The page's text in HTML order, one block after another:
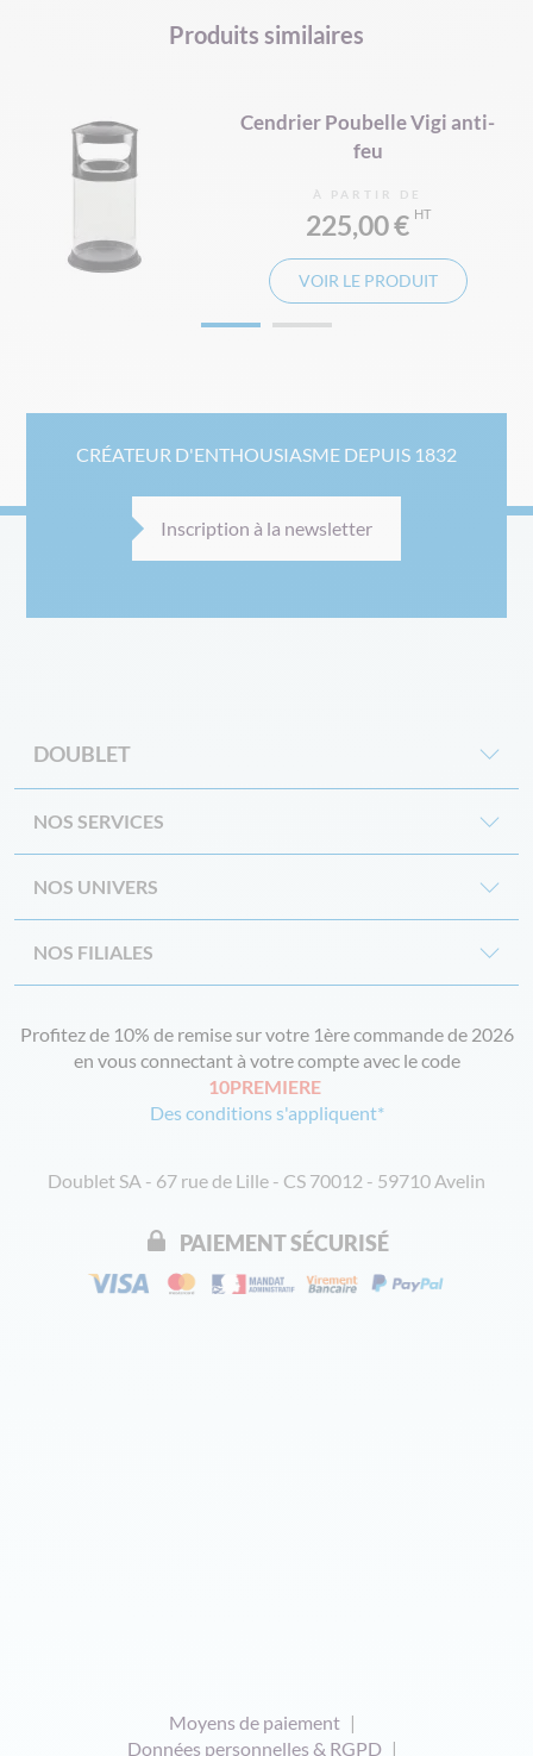
Produits similaires
Cendrier Poubelle Vigi anti-
feu
À PARTIR DE
225,00 €
VOIR LE PRODUIT
CRÉATEUR D'ENTHOUSIASME DEPUIS 1832
Inscription à la newsletter
DOUBLET
NOS SERVICES
NOS UNIVERS
NOS FILIALES
Profitez de 10% de remise sur votre 1ère commande de 2026
en vous connectant à votre compte avec le code
10PREMIERE
Des conditions s'appliquent*
Doublet SA - 67 rue de Lille - CS 70012 - 59710 Avelin
PAIEMENT SÉCURISÉ
Moyens de paiement
Données personnelles & RGPD